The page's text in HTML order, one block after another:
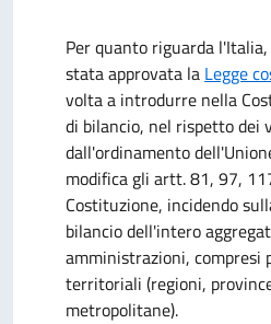
Per quanto riguarda
stata approvata la Legge
volta a introdurre nella
di bilancio, nel rispetto dei
dall'ordinamento
modifica gli artt. 81, 97,
Costituzione, incidendo
bilancio dell'intero
amministrazioni, compresi
territoriali (regioni,
metropolitane).